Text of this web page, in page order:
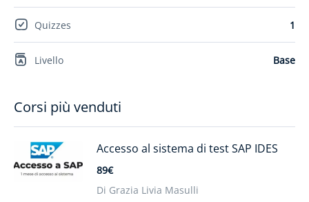
Quizzes 1
Livello Base
Corsi più venduti
Accesso al sistema di test SAP IDES
89€
Di Grazia Livia Masulli